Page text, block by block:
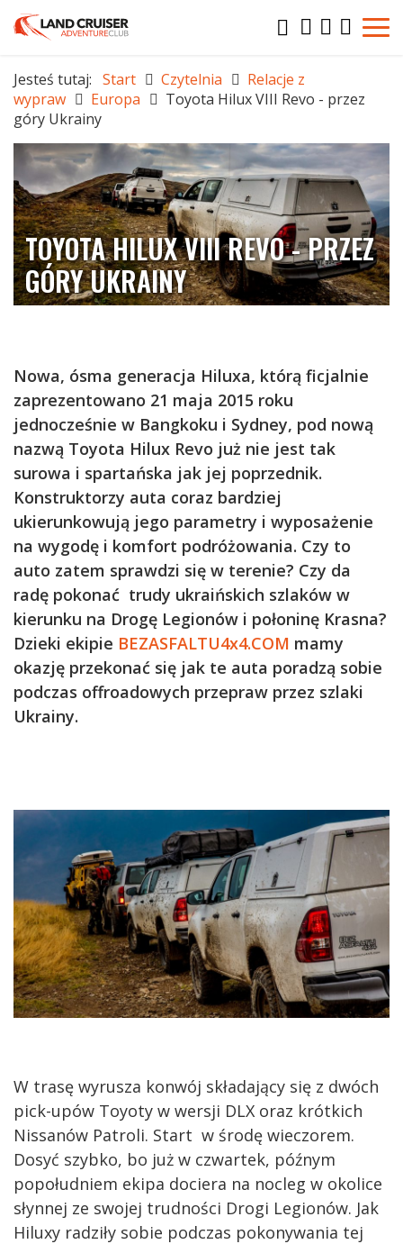
Jesteś tutaj: Start Czytelnia
Relacje z
wypraw
Europa
Toyota Hilux VIII Revo - przez
góry Ukrainy
TOYOTA HILUX VIII REVO - PRZEZ
GÓRY UKRAINY
Nowa, ósma generacja Hiluxa, którą ficjalnie
zaprezentowano 21 maja 2015 roku
jednocześnie w Bangkoku i Sydney, pod nową
nazwą Toyota Hilux Revo już nie jest tak
surowa i spartańska jak jej poprzednik.
Konstruktorzy auta coraz bardziej
ukierunkowują jego parametry i wyposażenie
na wygodę i komfort podróżowania. Czy to
auto zatem sprawdzi się w terenie? Czy da
radę pokonać trudy ukraińskich szlaków w
kierunku na Drogę Legionów i połoninę Krasna?
Dzieki ekipie BEZASFALTU4x4.COM mamy
okazję przekonać się jak te auta poradzą sobie
podczas offroadowych przepraw przez szlaki
Ukrainy.
W trasę wyrusza konwój składający się z dwóch
pick-upów Toyoty w wersji DLX oraz krótkich
Nissanów Patroli. Start w środę wieczorem.
Dosyć szybko, bo już w czwartek, późnym
popołudniem ekipa dociera na nocleg w okolice
słynnej ze swojej trudności Drogi Legionów. Jak
Hiluxy radziły sobie podczas pokonywania tej